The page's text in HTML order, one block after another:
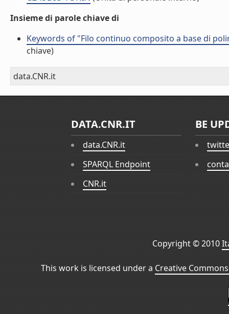
Insieme di parole chiave di
Keywords of "Filo continuo composito a base di
chiave)
data.CNR.it
DATA.CNR.IT
data.CNR.it
SPARQL Endpoint
CNR.it
BE
Copyright © 2010
This work is licensed under a Creative